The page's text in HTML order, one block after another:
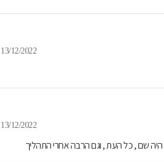
13/12/2022
13/12/2022
היה שם , כל העת , וגם הרבה אחרי התהליך